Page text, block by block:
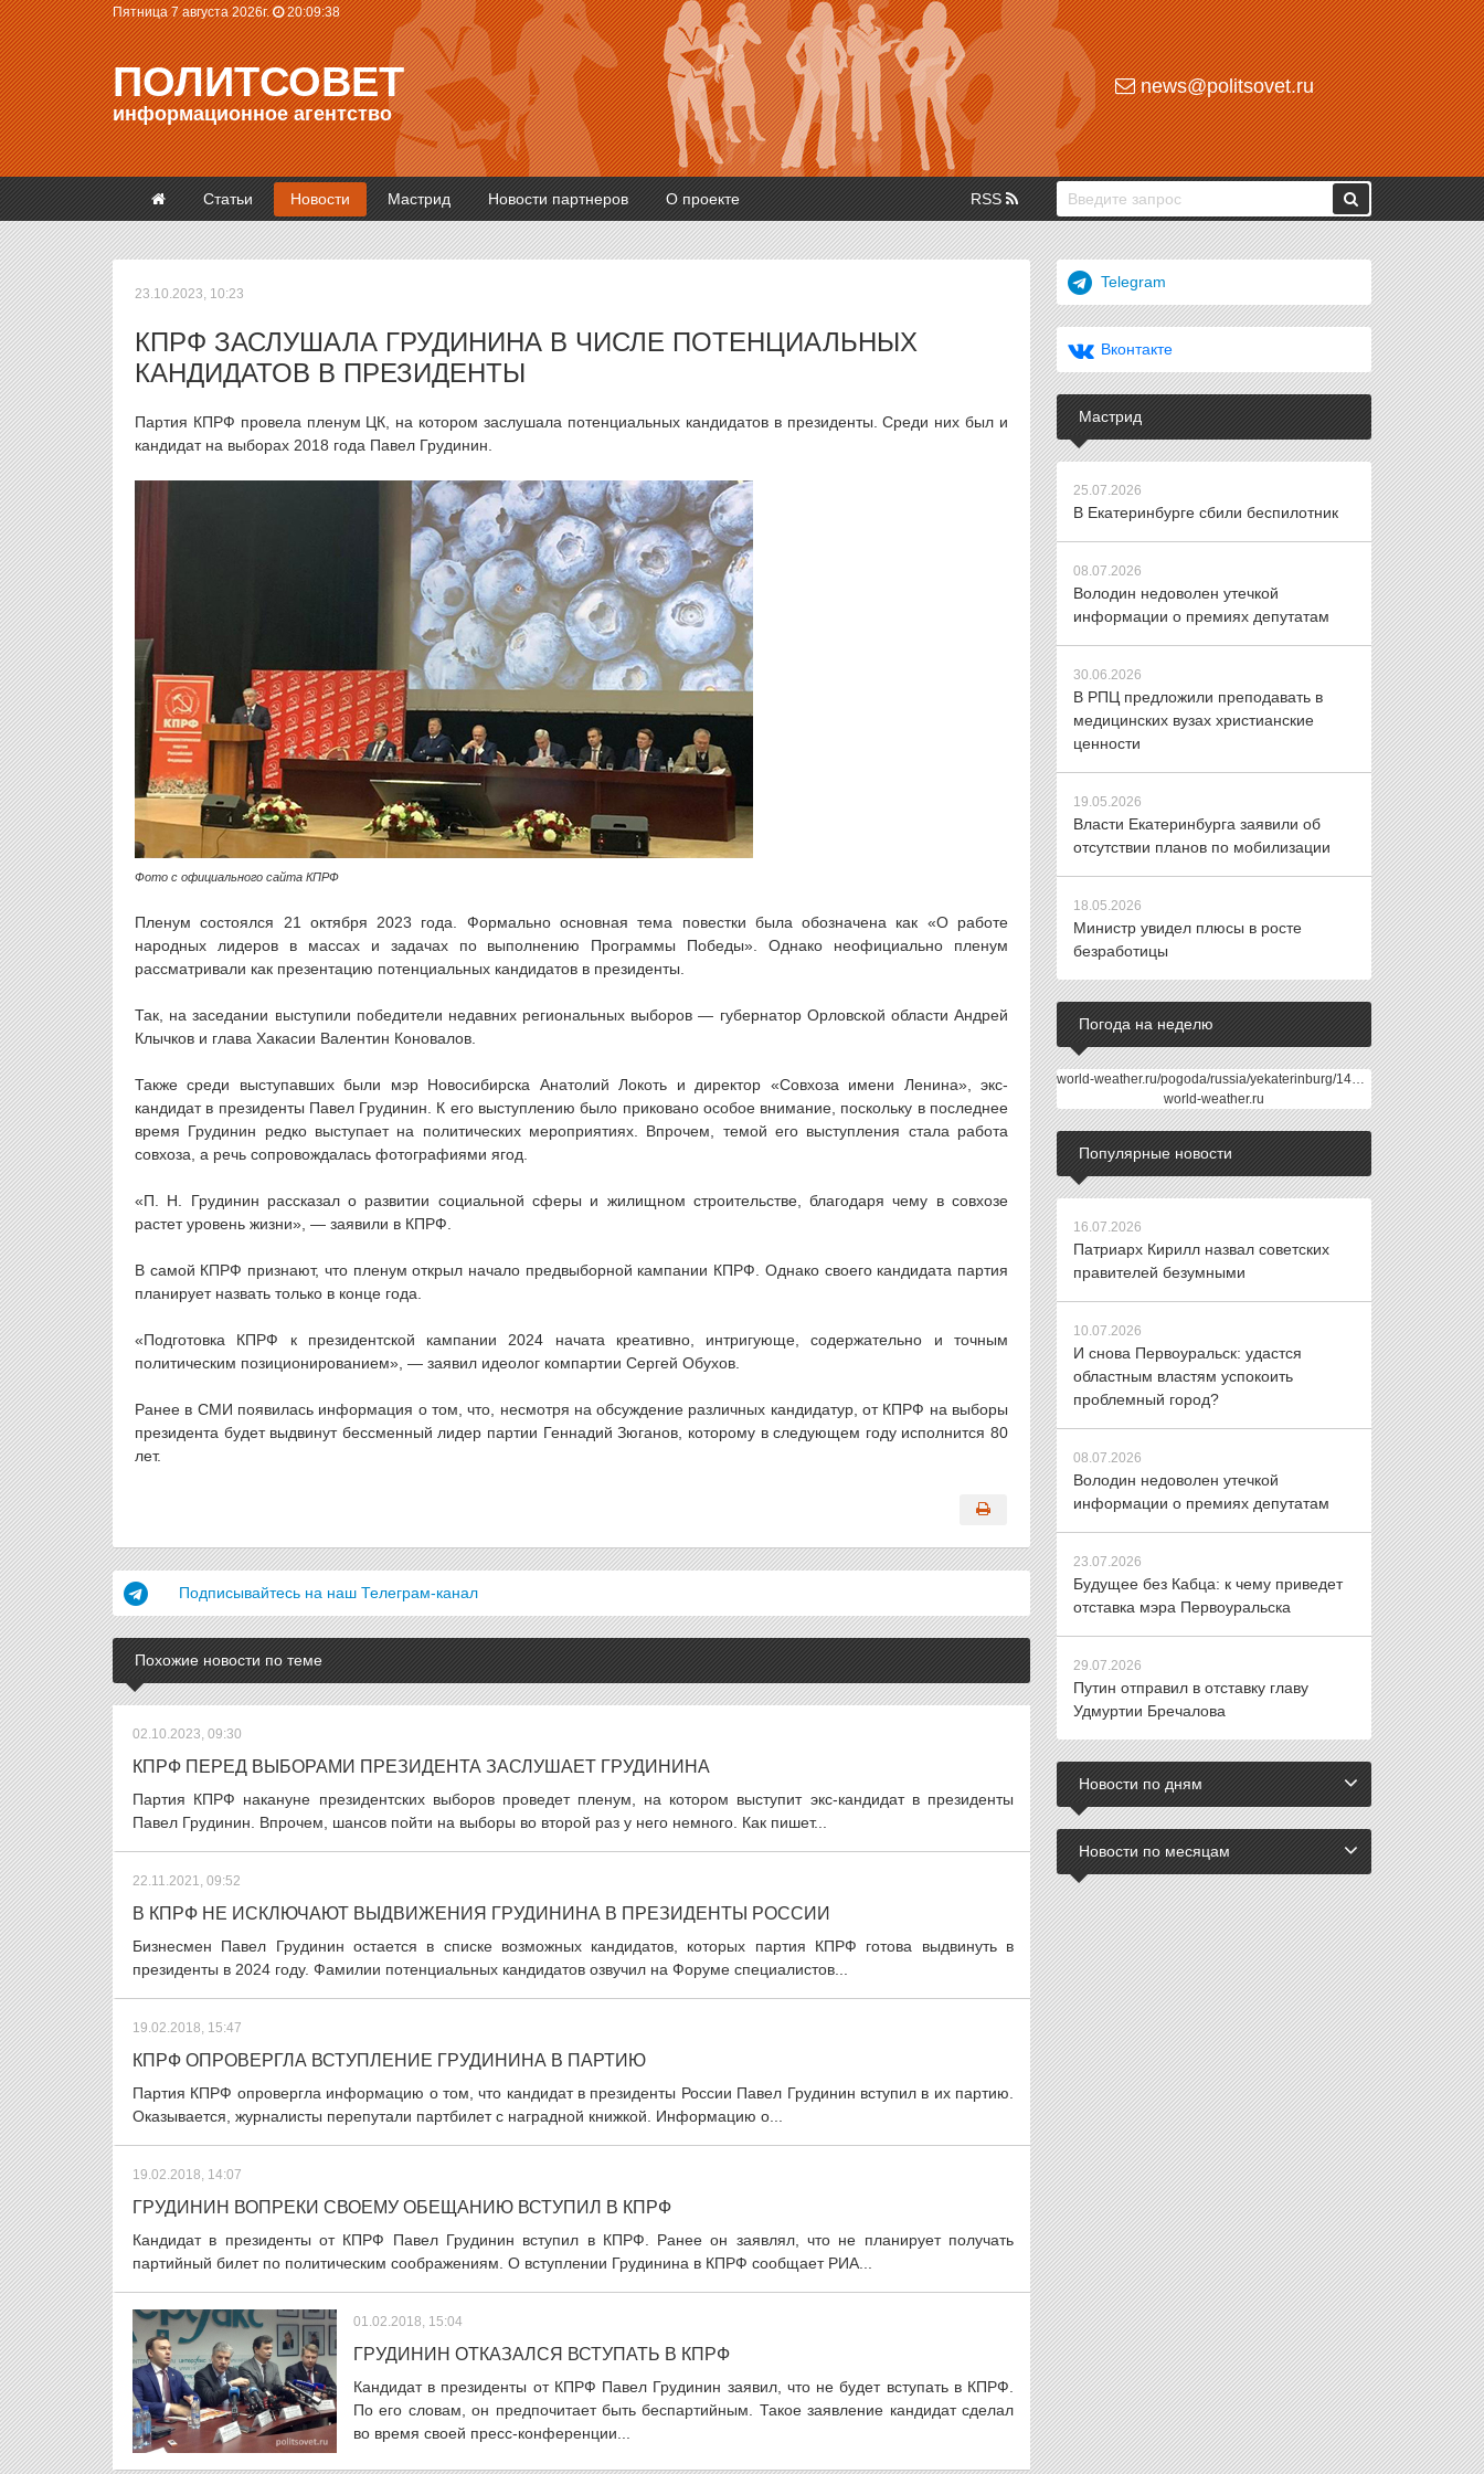
Пятница 7 августа 2026г. 20:09:39
ПОЛИТСОВЕТ
информационное агентство
news@politsovet.ru
Статьи Новости Мастрид Новости партнеров О проекте RSS
23.10.2023, 10:23
КПРФ ЗАСЛУШАЛА ГРУДИНИНА В ЧИСЛЕ ПОТЕНЦИАЛЬНЫХ
КАНДИДАТОВ В ПРЕЗИДЕНТЫ
Партия КПРФ провела пленум ЦК, на котором заслушала потенциальных кандидатов в президенты. Среди них был и
кандидат на выборах 2018 года Павел Грудинин.
Фото с официального сайта КПРФ
Пленум состоялся 21 октября 2023 года. Формально основная тема повестки была обозначена как «О работе
народных лидеров в массах и задачах по выполнению Программы Победы». Однако неофициально пленум
рассматривали как презентацию потенциальных кандидатов в президенты.
Так, на заседании выступили победители недавних региональных выборов — губернатор Орловской области Андрей
Клычков и глава Хакасии Валентин Коновалов.
Также среди выступавших были мэр Новосибирска Анатолий Локоть и директор «Совхоза имени Ленина», экс-
кандидат в президенты Павел Грудинин. К его выступлению было приковано особое внимание, поскольку в последнее
время Грудинин редко выступает на политических мероприятиях. Впрочем, темой его выступления стала работа
совхоза, а речь сопровождалась фотографиями ягод.
«П. Н. Грудинин рассказал о развитии социальной сферы и жилищном строительстве, благодаря чему в совхозе
растет уровень жизни», — заявили в КПРФ.
В самой КПРФ признают, что пленум открыл начало предвыборной кампании КПРФ. Однако своего кандидата партия
планирует назвать только в конце года.
«Подготовка КПРФ к президентской кампании 2024 начата креативно, интригующе, содержательно и точным
политическим позиционированием», — заявил идеолог компартии Сергей Обухов.
Ранее в СМИ появилась информация о том, что, несмотря на обсуждение различных кандидатур, от КПРФ на выборы
президента будет выдвинут бессменный лидер партии Геннадий Зюганов, которому в следующем году исполнится 80
лет.
Подписывайтесь на наш Телеграм-канал
Похожие новости по теме
02.10.2023, 09:30
КПРФ ПЕРЕД ВЫБОРАМИ ПРЕЗИДЕНТА ЗАСЛУШАЕТ ГРУДИНИНА
Партия КПРФ накануне президентских выборов проведет пленум, на котором выступит экс-кандидат в президенты
Павел Грудинин. Впрочем, шансов пойти на выборы во второй раз у него немного. Как пишет...
22.11.2021, 09:52
В КПРФ НЕ ИСКЛЮЧАЮТ ВЫДВИЖЕНИЯ ГРУДИНИНА В ПРЕЗИДЕНТЫ РОССИИ
Бизнесмен Павел Грудинин остается в списке возможных кандидатов, которых партия КПРФ готова выдвинуть в
президенты в 2024 году. Фамилии потенциальных кандидатов озвучил на Форуме специалистов...
19.02.2018, 15:47
КПРФ ОПРОВЕРГЛА ВСТУПЛЕНИЕ ГРУДИНИНА В ПАРТИЮ
Партия КПРФ опровергла информацию о том, что кандидат в президенты России Павел Грудинин вступил в их партию.
Оказывается, журналисты перепутали партбилет с наградной книжкой. Информацию о...
19.02.2018, 14:07
ГРУДИНИН ВОПРЕКИ СВОЕМУ ОБЕЩАНИЮ ВСТУПИЛ В КПРФ
Кандидат в президенты от КПРФ Павел Грудинин вступил в КПРФ. Ранее он заявлял, что не планирует получать
партийный билет по политическим соображениям. О вступлении Грудинина в КПРФ сообщает РИА...
01.02.2018, 15:04
ГРУДИНИН ОТКАЗАЛСЯ ВСТУПАТЬ В КПРФ
Кандидат в президенты от КПРФ Павел Грудинин заявил, что не будет вступать в КПРФ.
По его словам, он предпочитает быть беспартийным. Такое заявление кандидат сделал
во время своей пресс-конференции...
Telegram
Вконтакте
Мастрид
25.07.2026
В Екатеринбурге сбили беспилотник
08.07.2026
Володин недоволен утечкой
информации о премиях депутатам
30.06.2026
В РПЦ предложили преподавать в
медицинских вузах христианские
ценности
19.05.2026
Власти Екатеринбурга заявили об
отсутствии планов по мобилизации
18.05.2026
Министр увидел плюсы в росте
безработицы
Погода на неделю
world-weather.ru/pogoda/russia/yekaterinburg/14days/
world-weather.ru
Популярные новости
16.07.2026
Патриарх Кирилл назвал советских
правителей безумными
10.07.2026
И снова Первоуральск: удастся
областным властям успокоить
проблемный город?
08.07.2026
Володин недоволен утечкой
информации о премиях депутатам
23.07.2026
Будущее без Кабца: к чему приведет
отставка мэра Первоуральска
29.07.2026
Путин отправил в отставку главу
Удмуртии Бречалова
Новости по дням
Новости по месяцам